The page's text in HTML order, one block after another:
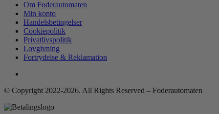
Om Foderautomaten
Min konto
Handelsbetingelser
Cookiepolitik
Privatlivspolitik
Lovgivning
Fortrydelse & Reklamation
© Copyright 2022-2026. All Rights Reserved – Foderautomaten